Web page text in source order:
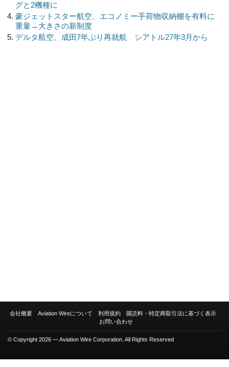
グと2機種に
豪ジェットスター航空、エコノミー手荷物収納棚を有料に
重量→大きさの新制度
デルタ航空、成田7年ぶり再就航 シアトル27年3月から
会社概要 Aviation Wireについて 利用規約
購読料・特定商取引法に基づく表示
お問い合わせ
© Copyright 2026 — Aviation Wire Corporation. All Rights Reserved